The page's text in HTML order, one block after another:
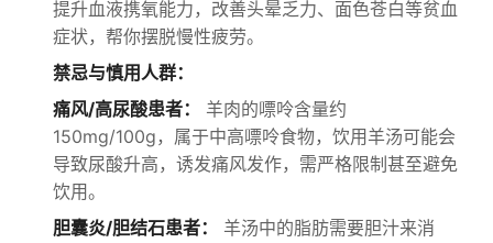
提升血液携氧能力，改善头晕乏力、面色苍白等贫血
症状，帮你摆脱慢性疲劳。
禁忌与慎用人群：
痛风/高尿酸患者：
羊肉的嘌呤含量约
150mg/100g，属于中高嘌呤食物，饮用羊汤可能会
导致尿酸升高，诱发痛风发作，需严格限制甚至避免
饮用。
胆囊炎/胆结石患者：
羊汤中的脂肪需要胆汁来消